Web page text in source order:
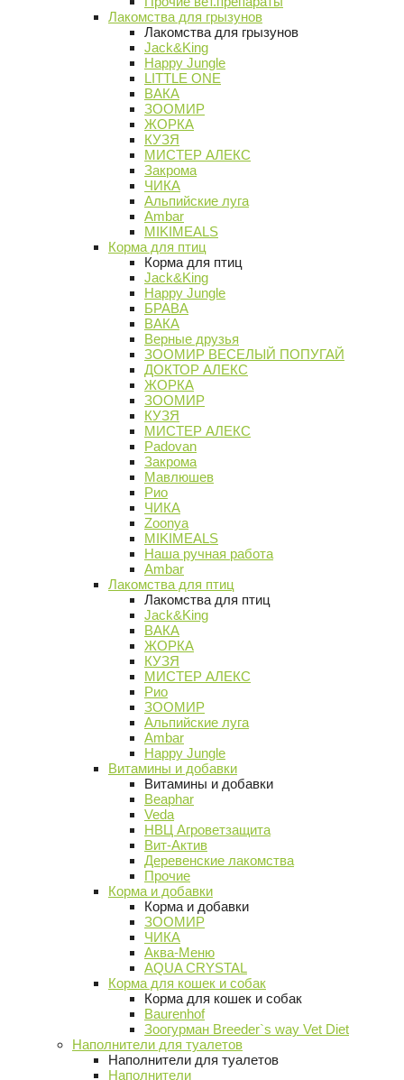
Лакомства для грызунов
Лакомства для грызунов
Jack&King
Happy Jungle
LITTLE ONE
ВАКА
ЗООМИР
ЖОРКА
КУЗЯ
МИСТЕР АЛЕКС
Закрома
ЧИКА
Альпийские луга
Ambar
MIKIMEALS
Корма для птиц
Корма для птиц
Jack&King
Happy Jungle
БРАВА
ВАКА
Верные друзья
ЗООМИР ВЕСЕЛЫЙ ПОПУГАЙ
ДОКТОР АЛЕКС
ЖОРКА
ЗООМИР
КУЗЯ
МИСТЕР АЛЕКС
Padovan
Закрома
Мавлюшев
Рио
ЧИКА
Zoonya
MIKIMEALS
Наша ручная работа
Ambar
Лакомства для птиц
Лакомства для птиц
Jack&King
ВАКА
ЖОРКА
КУЗЯ
МИСТЕР АЛЕКС
Рио
ЗООМИР
Альпийские луга
Ambar
Happy Jungle
Витамины и добавки
Витамины и добавки
Beaphar
Veda
НВЦ Агроветзащита
Вит-Актив
Деревенские лакомства
Прочие
Корма и добавки
Корма и добавки
ЗООМИР
ЧИКА
Аква-Меню
AQUA CRYSTAL
Корма для кошек и собак
Корма для кошек и собак
Baurenhof
Зоогурман Breeder`s way Vet Diet
Наполнители для туалетов
Наполнители для туалетов
Наполнители